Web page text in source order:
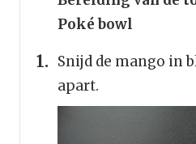
Poké bowl
Snijd de mango in
apart.